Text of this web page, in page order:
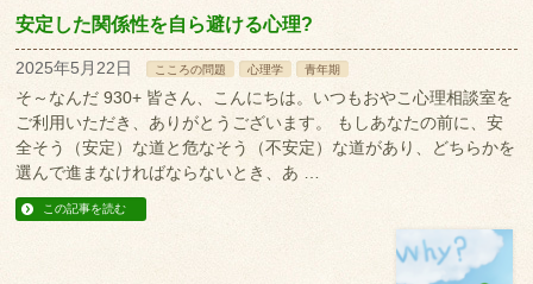
安定した関係性を自ら避ける心理?
2025年5月22日 こころの問題 心理学 青年期
そ～なんだ 930+ 皆さん、こんにちは。いつもおやこ心理相談室を
ご利用いただき、ありがとうございます。 もしあなたの前に、安
全そう（安定）な道と危なそう（不安定）な道があり、どちらかを
選んで進まなければならないとき、あ …
この記事を読む